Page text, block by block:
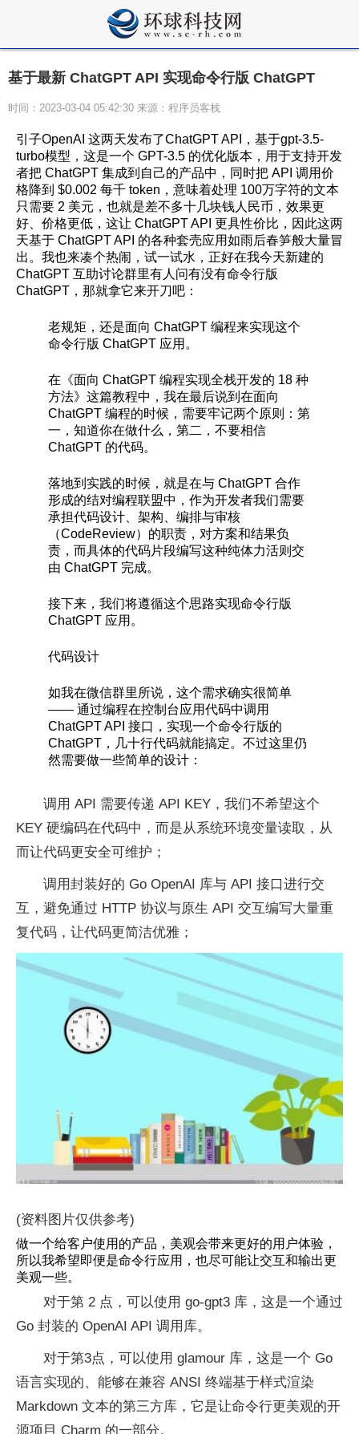
基于最新 ChatGPT API 实现命令行版 ChatGPT
时间：2023-03-04 05:42:30 来源：程序员客栈
引子OpenAI 这两天发布了ChatGPT API，基于gpt-3.5-
turbo模型，这是一个 GPT-3.5 的优化版本，用于支持开发
者把 ChatGPT 集成到自己的产品中，同时把 API 调用价
格降到 $0.002 每千 token，意味着处理 100万字符的文本
只需要 2 美元，也就是差不多十几块钱人民币，效果更
好、价格更低，这让 ChatGPT API 更具性价比，因此这两
天基于 ChatGPT API 的各种套壳应用如雨后春笋般大量冒
出。我也来凑个热闹，试一试水，正好在我今天新建的
ChatGPT 互助讨论群里有人问有没有命令行版
ChatGPT，那就拿它来开刀吧：
老规矩，还是面向 ChatGPT 编程来实现这个
命令行版 ChatGPT 应用。
在《面向 ChatGPT 编程实现全栈开发的 18 种
方法》这篇教程中，我在最后说到在面向
ChatGPT 编程的时候，需要牢记两个原则：第
一，知道你在做什么，第二，不要相信
ChatGPT 的代码。
落地到实践的时候，就是在与 ChatGPT 合作
形成的结对编程联盟中，作为开发者我们需要
承担代码设计、架构、编排与审核
（CodeReview）的职责，对方案和结果负
责，而具体的代码片段编写这种纯体力活则交
由 ChatGPT 完成。
接下来，我们将遵循这个思路实现命令行版
ChatGPT 应用。
代码设计
如我在微信群里所说，这个需求确实很简单
—— 通过编程在控制台应用代码中调用
ChatGPT API 接口，实现一个命令行版的
ChatGPT，几十行代码就能搞定。不过这里仍
然需要做一些简单的设计：
调用 API 需要传递 API KEY，我们不希望这个
KEY 硬编码在代码中，而是从系统环境变量读取，从
而让代码更安全可维护；
调用封装好的 Go OpenAI 库与 API 接口进行交
互，避免通过 HTTP 协议与原生 API 交互编写大量重
复代码，让代码更简洁优雅；
(资料图片仅供参考)
做一个给客户使用的产品，美观会带来更好的用户体验，
所以我希望即便是命令行应用，也尽可能让交互和输出更
美观一些。
对于第 2 点，可以使用 go-gpt3 库，这是一个通过
Go 封装的 OpenAI API 调用库。
对于第3点，可以使用 glamour 库，这是一个 Go
语言实现的、能够在兼容 ANSI 终端基于样式渲染
Markdown 文本的第三方库，它是让命令行更美观的开
源项目 Charm 的一部分。